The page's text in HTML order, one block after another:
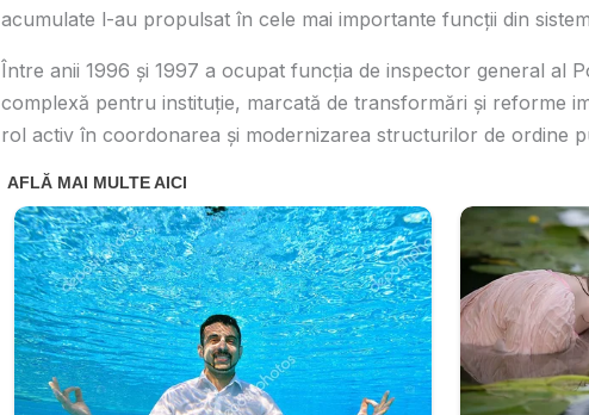
acumulate l-au propulsat în cele mai importante funcții din
Între anii 1996 și 1997 a ocupat funcția de inspector general al
complexă pentru instituție, marcată de transformări și reforme
rol activ în coordonarea și modernizarea structurilor de ordine